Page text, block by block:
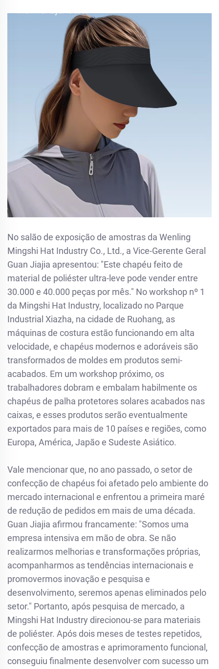
No salão de exposição de amostras da Wenling
Mingshi Hat Industry Co., Ltd., a Vice-Gerente Geral
Guan Jiajia apresentou: "Este chapéu feito de
material de poliéster ultra-leve pode vender entre
30.000 e 40.000 peças por mês." No workshop nº 1
da Mingshi Hat Industry, localizado no Parque
Industrial Xiazha, na cidade de Ruohang, as
máquinas de costura estão funcionando em alta
velocidade, e chapéus modernos e adoráveis são
transformados de moldes em produtos semi-
acabados. Em um workshop próximo, os
trabalhadores dobram e embalam habilmente os
chapéus de palha protetores solares acabados nas
caixas, e esses produtos serão eventualmente
exportados para mais de 10 países e regiões, como
Europa, América, Japão e Sudeste Asiático.
Vale mencionar que, no ano passado, o setor de
confecção de chapéus foi afetado pelo ambiente do
mercado internacional e enfrentou a primeira maré
de redução de pedidos em mais de uma década.
Guan Jiajia afirmou francamente: "Somos uma
empresa intensiva em mão de obra. Se não
realizarmos melhorias e transformações próprias,
acompanharmos as tendências internacionais e
promovermos inovação e pesquisa e
desenvolvimento, seremos apenas eliminados pelo
setor." Portanto, após pesquisa de mercado, a
Mingshi Hat Industry direcionou-se para materiais
de poliéster. Após dois meses de testes repetidos,
confecção de amostras e aprimoramento funcional,
conseguiu finalmente desenvolver com sucesso um